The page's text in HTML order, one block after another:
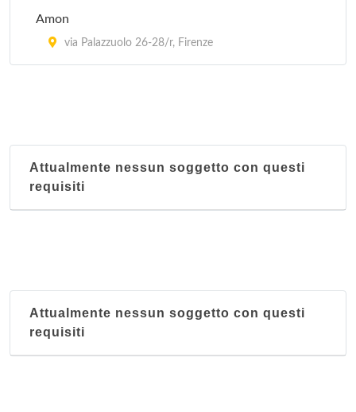
Amon
via Palazzuolo 26-28/r, Firenze
Attualmente nessun soggetto con questi
requisiti
Attualmente nessun soggetto con questi
requisiti